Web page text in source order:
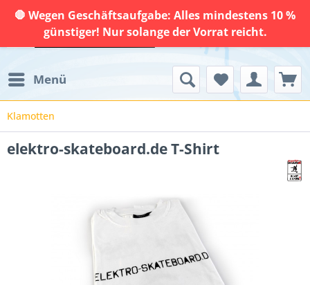
🛑 Wegen Geschäftsaufgabe: Alles mindestens 10 %
günstiger! Nur solange der Vorrat reicht.
Menü
Klamotten
elektro-skateboard.de T-Shirt